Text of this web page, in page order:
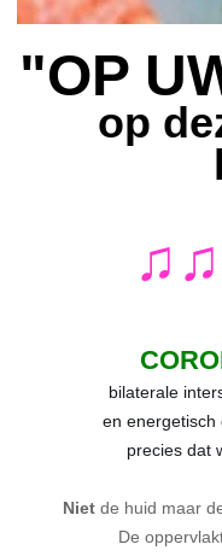
"OP
op
bilaterale
en energetisch
precies dat
Niet de huid maar
De